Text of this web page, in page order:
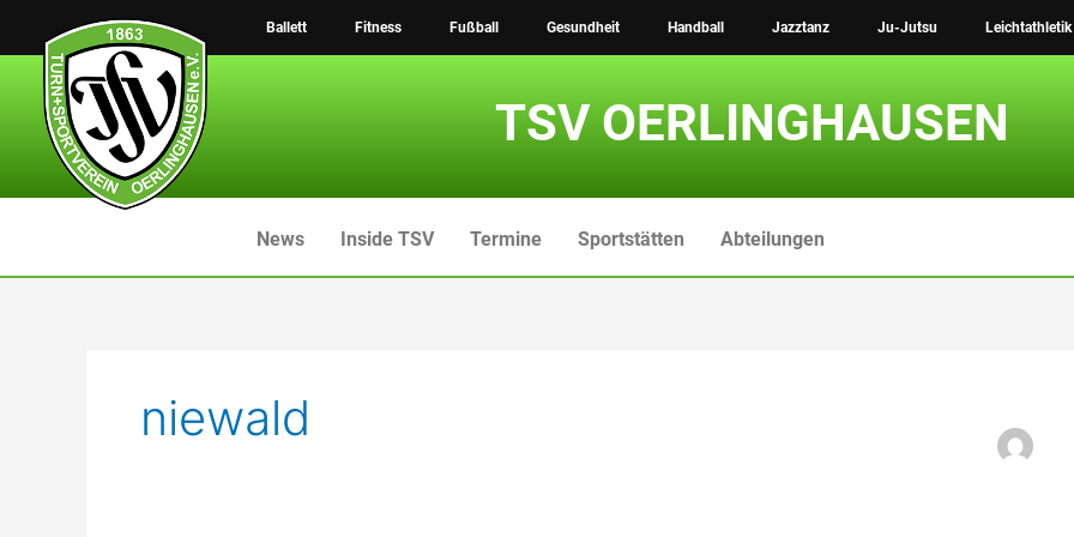
Inhalt
springen
Ballett Fitness Fußball Gesundheit Handball Jazztanz Ju-Jutsu Leichtathletik
TSV OERLINGHAUSEN
News Inside TSV Termine Sportstätten Abteilungen
niewald